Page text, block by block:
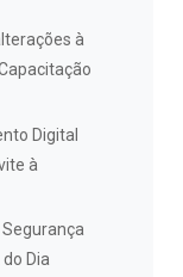
à
Digital
à
Dia